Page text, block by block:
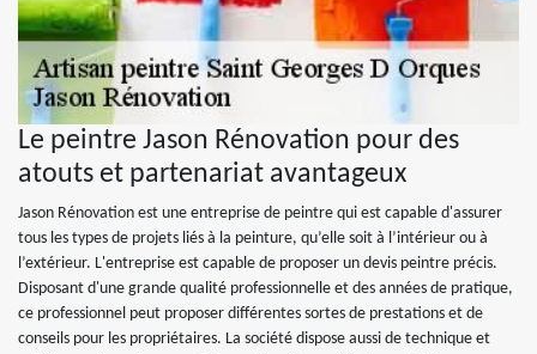
Le peintre Jason Rénovation pour des
atouts et partenariat avantageux
Jason Rénovation est une entreprise de peintre qui est capable d'assurer
tous les types de projets liés à la peinture, qu’elle soit à l’intérieur ou à
l’extérieur. L'entreprise est capable de proposer un devis peintre précis.
Disposant d'une grande qualité professionnelle et des années de pratique,
ce professionnel peut proposer différentes sortes de prestations et de
conseils pour les propriétaires. La société dispose aussi de technique et